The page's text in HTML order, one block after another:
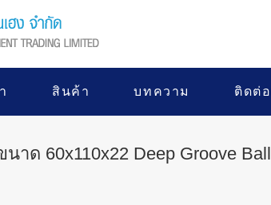
สินค้า บทความ ติดต่อ
าด 60x110x22 Deep Groove Ball